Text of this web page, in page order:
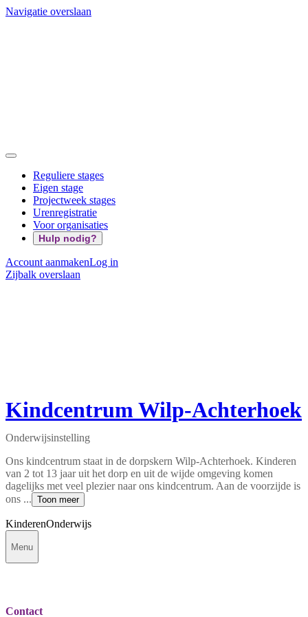
Navigatie overslaan
Reguliere stages
Eigen stage
Projectweek stages
Urenregistratie
Voor organisaties
Hulp nodig?
Account aanmakenLog in
Zijbalk overslaan
Kindcentrum Wilp-Achterhoek
Onderwijsinstelling
Ons kindcentrum staat in de dorpskern Wilp-Achterhoek. Kinderen
van 2 tot 13 jaar uit het dorp en uit de wijde omgeving komen
dagelijks met veel plezier naar ons kindcentrum. Aan de voorzijde is
ons ... Toon meer
KinderenOnderwijs
Menu
Contact